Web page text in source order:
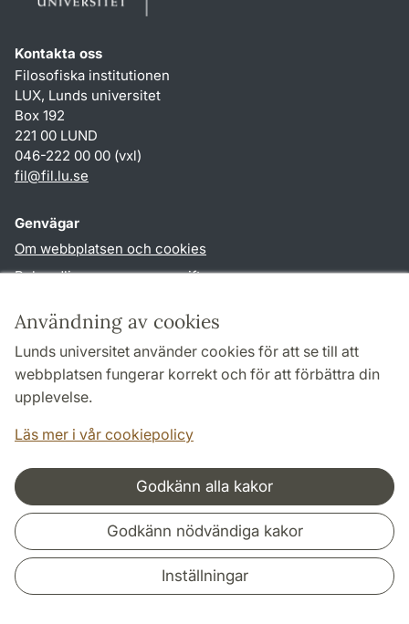
Användning av cookies
Lunds universitet använder cookies för att se till att
webbplatsen fungerar korrekt och för att förbättra din
upplevelse.
Läs mer i vår cookiepolicy
Godkänn alla kakor
Godkänn nödvändiga kakor
Inställningar
Kontakta oss
Filosofiska institutionen
LUX, Lunds universitet
Box 192
221 00 LUND
046-222 00 00 (vxl)
fil@fil.lu.se
Genvägar
Om webbplatsen och cookies
Behandling av personuppgifter
TYPO3-login
Följ oss i sociala medier
Samarbeten och nätverk